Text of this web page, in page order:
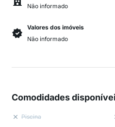
Não informado
Valores dos imóveis
Não informado
Comodidades
Piscina